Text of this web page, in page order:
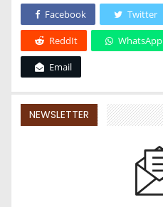
Facebook Twitter
ReddIt WhatsApp
Email
NEWSLETTER